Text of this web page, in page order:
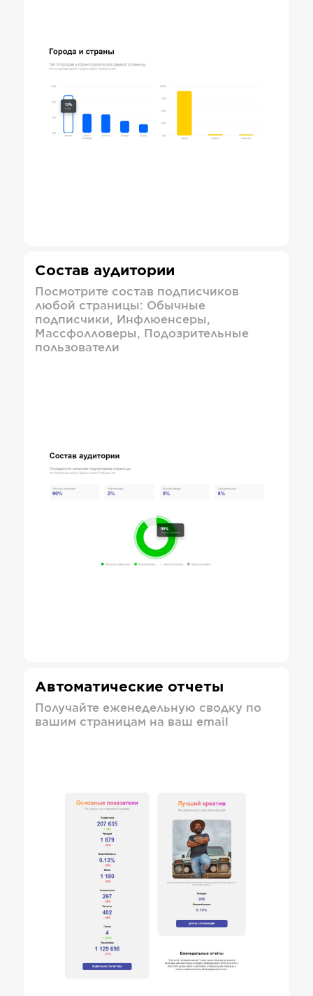
Состав аудитории
Посмотрите состав подписчиков
любой страницы: Обычные
подписчики, Инфлюенсеры,
Массфолловеры, Подозрительные
пользователи
Автоматические отчеты
Получайте еженедельную сводку по
вашим страницам на ваш email